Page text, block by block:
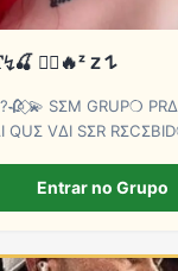
𑇢ᩘ🔥𝛩𝐍 𝐂𝐇𝐀𝐓↯🍒 ⃝⃔‌‌🔥ᶻ 𝗓 𐰁
QUΣ VΔI SΣR
Entrar no Grupo